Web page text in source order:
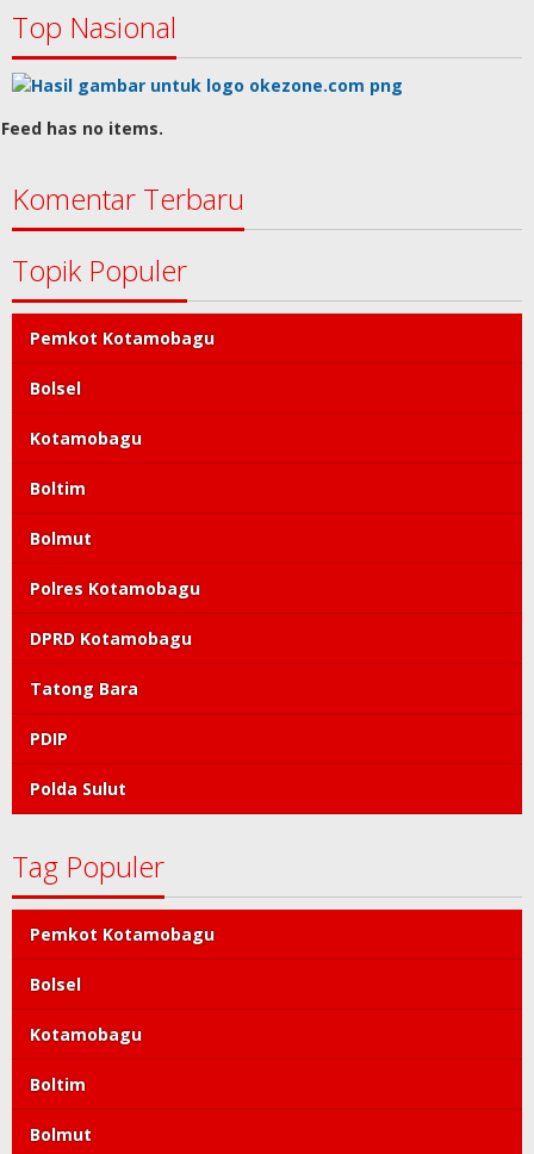
Top Nasional
Feed has no items.
Komentar Terbaru
Topik Populer
Pemkot Kotamobagu
Bolsel
Kotamobagu
Boltim
Bolmut
Polres Kotamobagu
DPRD Kotamobagu
Tatong Bara
PDIP
Polda Sulut
Tag Populer
Pemkot Kotamobagu
Bolsel
Kotamobagu
Boltim
Bolmut